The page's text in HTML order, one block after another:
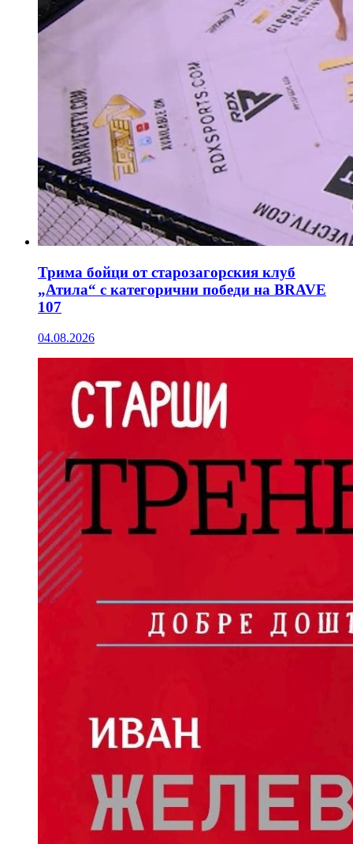
Трима бойци от старозагорския клуб
„Атила“ с категорични победи на BRAVE
107
04.08.2026